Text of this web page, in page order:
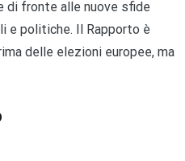
di fronte alle nuove sfide
e politiche. Il Rapporto è
delle elezioni europee, ma